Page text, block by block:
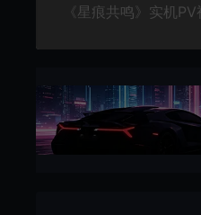
《星痕共鸣》实机